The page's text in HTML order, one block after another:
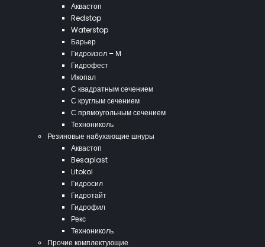
Аквастоп
Redstop
Waterstop
Барьер
Гидроизол – М
Гидрофест
Икопал
С квадратным сечением
С круглым сечением
С прямоугольным сечением
Технониколь
Резиновые набухающие шнуры
Аквастоп
Besaplast
Litokol
Гидросил
Гидротайт
Гидрофил
Рекс
Технониколь
Прочие комплектующие